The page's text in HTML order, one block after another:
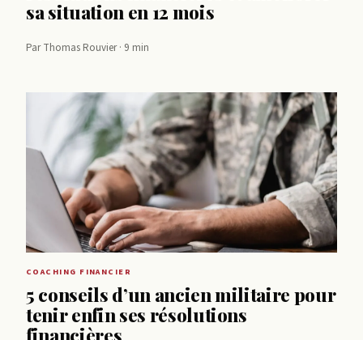
sa situation en 12 mois
Par Thomas Rouvier · 9 min
COACHING FINANCIER
5 conseils d’un ancien militaire pour
tenir enfin ses résolutions
financières